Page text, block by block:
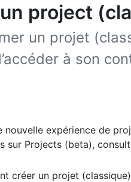
project
un projet
à son
expérience de
sur Projects (beta),
créer un projet